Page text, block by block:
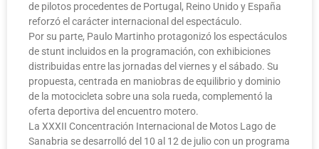
de pilotos procedentes de Portugal, Reino Unido y España
reforzó el carácter internacional del espectáculo.
Por su parte, Paulo Martinho protagonizó los espectáculos
de stunt incluidos en la programación, con exhibiciones
distribuidas entre las jornadas del viernes y el sábado. Su
propuesta, centrada en maniobras de equilibrio y dominio
de la motocicleta sobre una sola rueda, complementó la
oferta deportiva del encuentro motero.
La XXXII Concentración Internacional de Motos Lago de
Sanabria se desarrolló del 10 al 12 de julio con un programa